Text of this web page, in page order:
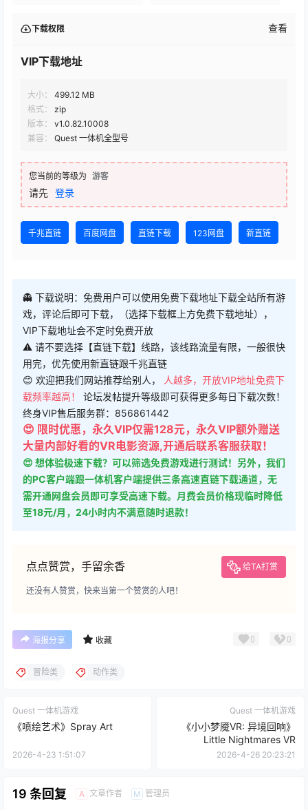
下载权限 查看
VIP下载地址
大小：
499.12 MB
格式：
zip
版本：
v1.0.82.10008
兼容：
Quest 一体机全型号
您当前的等级为 游客
请先 登录
千兆直链 百度网盘 直链下载 123网盘 新直链
👻 下载说明：免费用户可以使用免费下载地址下载全站所有游
戏，评论后即可下载，（选择下载框上方免费下载地址），
VIP下载地址会不定时免费开放
⚠ 请不要选择【直链下载】线路，该线路流量有限，一般很快
用完，优先使用新直链跟千兆直链
😊 欢迎把我们网站推荐给别人，
人越多，开放VIP地址免费下
载频率越高！ 论坛发帖提升等级即可获得更多每日下载次数！
终身VIP售后服务群：856861442
😍 限时优惠，永久VIP仅需128元，永久VIP额外赠送
大量内部好看的VR电影资源,开通后联系客服获取！
😍 想体验极速下载？可以筛选免费游戏进行测试！另外，我们
的PC客户端跟一体机客户端提供三条高速直链下载通道，无
需开通网盘会员即可享受高速下载。月费会员价格现临时降低
至18元/月，24小时内不满意随时退款！
点点赞赏，手留余香 给TA打赏
还没有人赞赏，快来当第一个赞赏的人吧！
海报分享 收藏 0 0
冒险类 动作类
Quest 一体机游戏
《喷绘艺术》Spray Art
2026-4-23 1:51:07
Quest 一体机游戏
《小小梦魇VR: 异境回响》
Little Nightmares VR
2026-4-26 20:23:21
19 条回复 A 文章作者 M 管理员